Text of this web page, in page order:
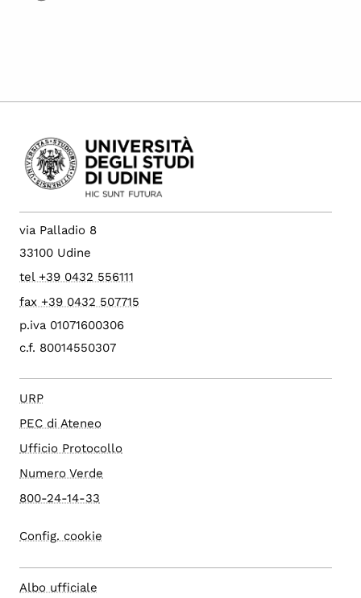
via Palladio 8
33100 Udine
tel +39 0432 556111
fax +39 0432 507715
p.iva 01071600306
c.f. 80014550307
URP
PEC di Ateneo
Ufficio Protocollo
Numero Verde
800-24-14-33
Config. cookie
Albo ufficiale